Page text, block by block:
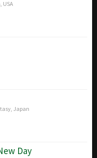
USA
Japan
Day